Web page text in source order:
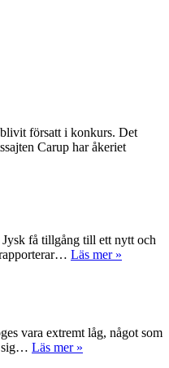
försatt i konkurs. Det
Carup har åkeriet
få tillgång till ett nytt och
Läs mer »
vara extremt låg, något som
sig… Läs mer »